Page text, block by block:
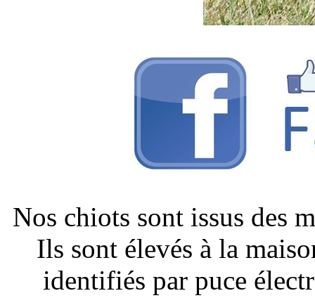
Nos chiots sont issus des
Ils sont élevés à la
identifiés par puce